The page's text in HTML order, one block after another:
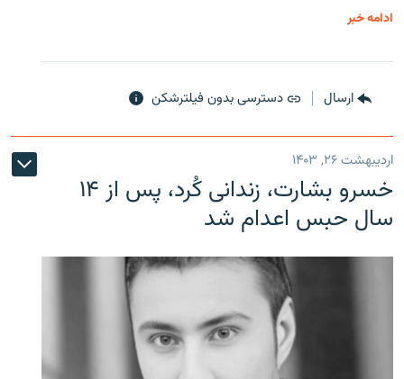
ادامه خبر
ارسال دسترسی بدون فیلترشکن
اردیبهشت ۲۶, ۱۴۰۳
خسرو بشارت، زندانی کُرد، پس از ۱۴
سال حبس اعدام شد